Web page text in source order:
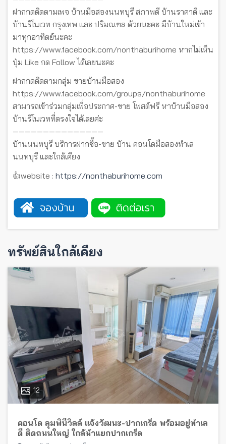
ฝากกดติดตามเพจ บ้านมือสองนนทบุรี สภาพดี บ้านราคาดี และ
บ้านรีโนเวท กรุงเทพ และ ปริมณฑล ด้วยนะคะ มีบ้านใหม่เข้า
มาทุกอาทิตย์นะคะ
https://www.facebook.com/nonthaburihome หากไม่เห็น
ปุ่ม Like กด Follow ได้เลยนะคะ
ฝากกดติดตามกลุ่ม ขายบ้านมือสอง
https://www.facebook.com/groups/nonthaburihome
สามารถเข้าร่วมกลุ่มเพื่อประกาศ-ขาย โพสต์ฟรี หาบ้านมือสอง
บ้านรีโนเวทที่ตรงใจได้เลยค่ะ
———————————————
บ้านนนทบุรี บริการฝากซื้อ-ขาย บ้าน คอนโดมือสองทำเล
นนทบุรี และใกล้เคียง
👍website : https://nonthaburihome.com
ทรัพย์สินใกล้เคียง
12
คอนโด ลุมพินีวิลล์ แจ้งวัฒนะ-ปากเกร็ด พร้อมอยู่ทำเล
ดี ติดถนนใหญ่ ใกล้ห้าแยกปากเกร็ด